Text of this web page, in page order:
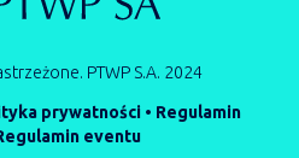
PTWP S.A. 2024
prywatności• Regulamin
eventu